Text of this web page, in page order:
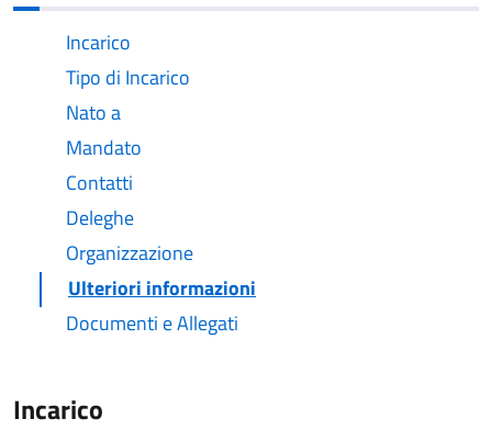
Incarico
Tipo di Incarico
Nato a
Mandato
Contatti
Deleghe
Organizzazione
Ulteriori informazioni
Documenti e Allegati
Incarico